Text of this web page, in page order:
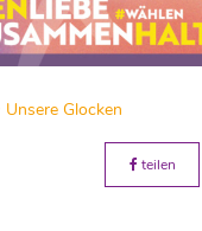
Unsere Glocken
teilen